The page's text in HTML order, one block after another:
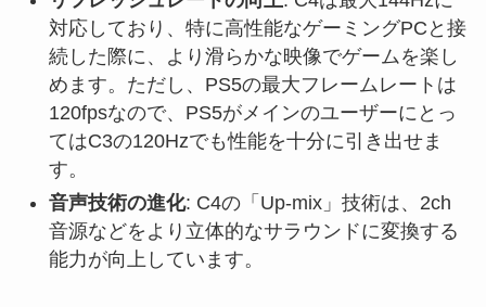
対応しており、特に高性能なゲーミングPCと接
続した際に、より滑らかな映像でゲームを楽し
めます。ただし、PS5の最大フレームレートは
120fpsなので、PS5がメインのユーザーにとっ
てはC3の120Hzでも性能を十分に引き出せま
す。
音声技術の進化: C4の「Up-mix」技術は、2ch
音源などをより立体的なサラウンドに変換する
能力が向上しています。